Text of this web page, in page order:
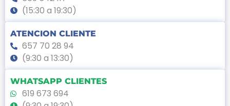
(15:30 a 19:30)
ATENCION CLIENTE
657 70 28 94
(9:30 a 13:30)
WHATSAPP CLIENTES
619 673 694